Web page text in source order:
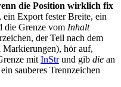
die Position wirklich fix
Export fester Breite, ein
die Grenze vom Inhalt
der Teil nach dem
hör auf,
mitInStrund gib die an
sauberes Trennzeichen